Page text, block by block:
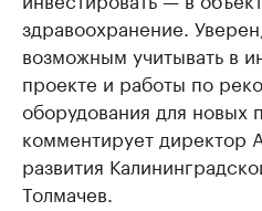
здравоохранение.
возможным учитывать в
проекте и работы по
оборудования для новых
комментирует директор
развития
Толмачев.